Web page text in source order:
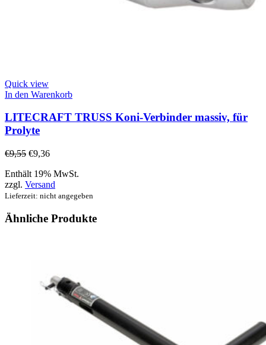
Quick view
In den Warenkorb
LITECRAFT TRUSS Koni-Verbinder massiv, für
Prolyte
€9,55 €9,36
Enthält 19% MwSt.
zzgl. Versand
Lieferzeit: nicht angegeben
Ähnliche Produkte